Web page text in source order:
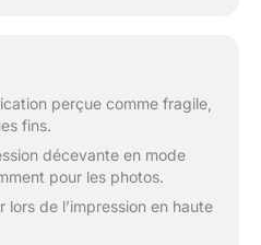
perçue comme fragile,
fins.
décevante en mode
pour les photos.
de l’impression en haute